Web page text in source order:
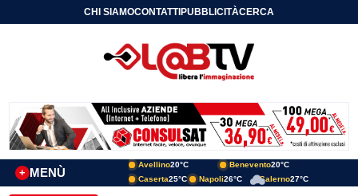
CHI SIAMOCONTATTIPUBBLICITÀCERCA
MENÙ
+
Avellino20°C Benevento20°C
Caserta25°C Napoli26°C Salerno27°C